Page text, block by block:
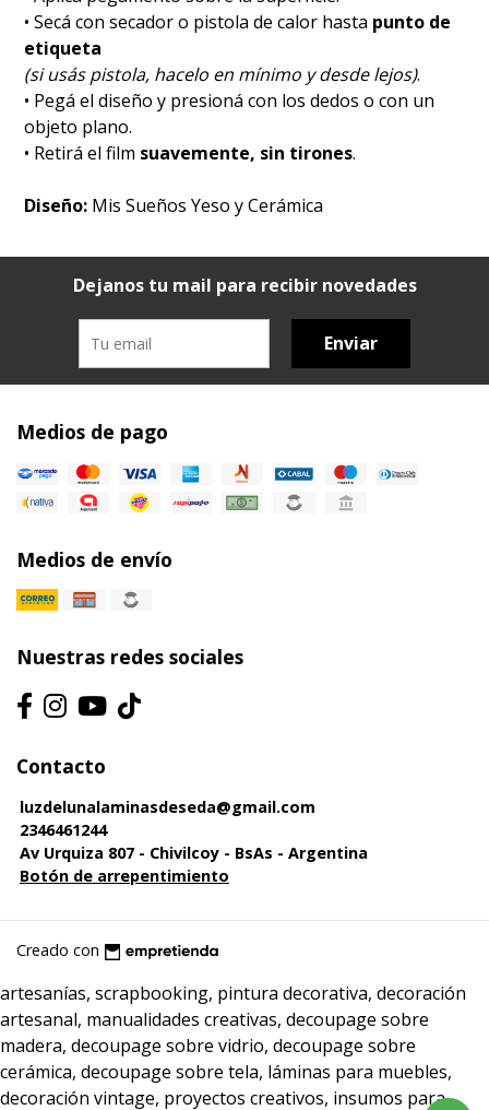
• Secá con secador o pistola de calor hasta punto de
etiqueta
(si usás pistola, hacelo en mínimo y desde lejos).
• Pegá el diseño y presioná con los dedos o con un
objeto plano.
• Retirá el film suavemente, sin tirones.
Diseño: Mis Sueños Yeso y Cerámica
Dejanos tu mail para recibir novedades
Enviar
Medios de pago
Medios de envío
Nuestras redes sociales
Contacto
luzdelunalaminasdeseda@gmail.com
2346461244
Av Urquiza 807 - Chivilcoy - BsAs - Argentina
Botón de arrepentimiento
Creado con
artesanías, scrapbooking, pintura decorativa, decoración
artesanal, manualidades creativas, decoupage sobre
madera, decoupage sobre vidrio, decoupage sobre
cerámica, decoupage sobre tela, láminas para muebles,
decoración vintage, proyectos creativos, insumos para